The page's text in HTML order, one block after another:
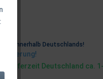
innerhalb Deutschlands!
Lieferung!
Lieferzeit Deutschland ca.